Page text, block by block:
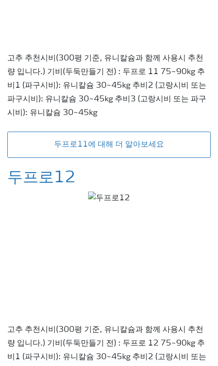
고추 추천시비(300평 기준, 유니칼슘과 함께 사용시 추천
량 입니다.) 기비(두둑만들기 전) : 두프로 11 75~90kg 추
비1 (파구시비): 유니칼슘 30~45kg 추비2 (고랑시비 또는
파구시비): 유니칼슘 30~45kg 추비3 (고랑시비 또는 파구
시비): 유니칼슘 30~45kg
두프로11에 대해 더 알아보세요
두프로12
고추 추천시비(300평 기준, 유니칼슘과 함께 사용시 추천
량 입니다.) 기비(두둑만들기 전) : 두프로 12 75~90kg 추
비1 (파구시비): 유니칼슘 30~45kg 추비2 (고랑시비 또는